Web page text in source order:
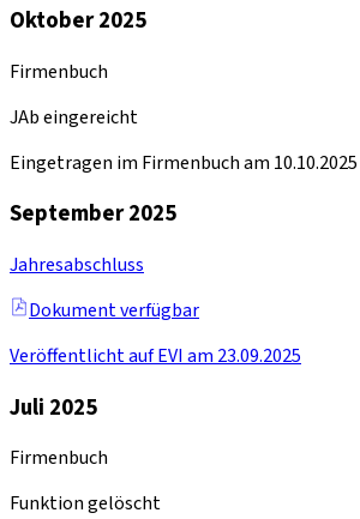
Oktober 2025
Firmenbuch
JAb eingereicht
Eingetragen im Firmenbuch am 10.10.2025
September 2025
Jahresabschluss
Dokument verfügbar
Veröffentlicht auf EVI am 23.09.2025
Juli 2025
Firmenbuch
Funktion gelöscht